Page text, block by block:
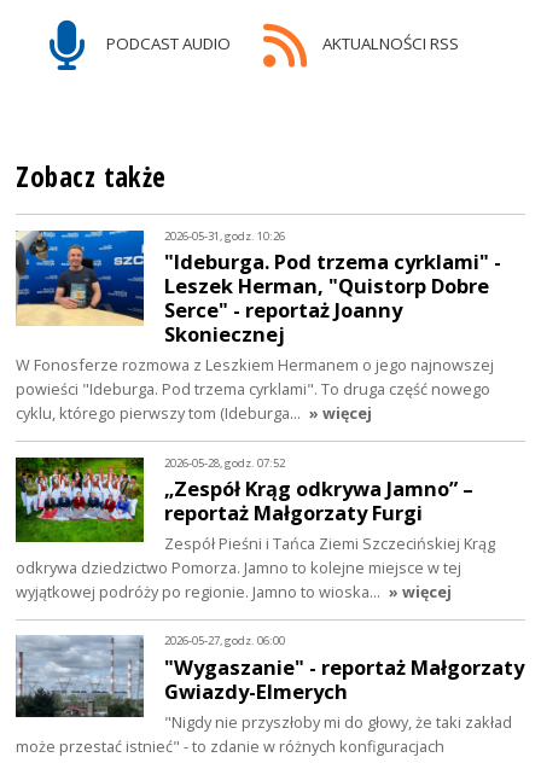
PODCAST AUDIO AKTUALNOŚCI RSS
Zobacz także
2026-05-31, godz. 10:26
"Ideburga. Pod trzema cyrklami" -
Leszek Herman, "Quistorp Dobre
Serce" - reportaż Joanny
Skoniecznej
W Fonosferze rozmowa z Leszkiem Hermanem o jego najnowszej
powieści "Ideburga. Pod trzema cyrklami". To druga część nowego
cyklu, którego pierwszy tom (Ideburga… » więcej
2026-05-28, godz. 07:52
„Zespół Krąg odkrywa Jamno” –
reportaż Małgorzaty Furgi
Zespół Pieśni i Tańca Ziemi Szczecińskiej Krąg
odkrywa dziedzictwo Pomorza. Jamno to kolejne miejsce w tej
wyjątkowej podróży po regionie. Jamno to wioska… » więcej
2026-05-27, godz. 06:00
"Wygaszanie" - reportaż Małgorzaty
Gwiazdy-Elmerych
"Nigdy nie przyszłoby mi do głowy, że taki zakład
może przestać istnieć" - to zdanie w różnych konfiguracjach